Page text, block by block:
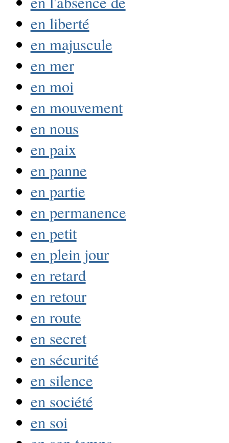
en liberté
en majuscule
en mer
en moi
en mouvement
en nous
en paix
en panne
en partie
en permanence
en petit
en plein jour
en retard
en retour
en route
en secret
en sécurité
en silence
en société
en soi